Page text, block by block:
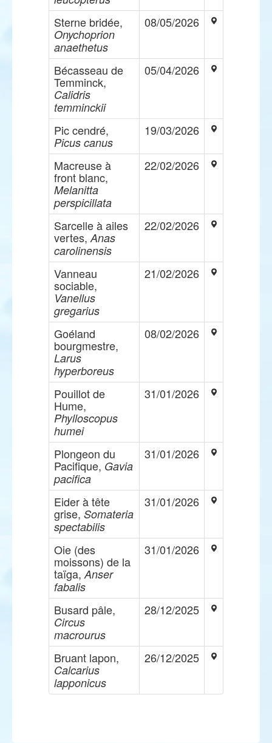
Sterne bridée,
Onychoprion
anaethetus
08/05/2026
Bécasseau de
Temminck,
Calidris
temminckii
05/04/2026
Pic cendré,
Picus canus
19/03/2026
Macreuse à
front blanc,
Melanitta
perspicillata
22/02/2026
Sarcelle à ailes
vertes, Anas
carolinensis
22/02/2026
Vanneau
sociable,
Vanellus
gregarius
21/02/2026
Goéland
bourgmestre,
Larus
hyperboreus
08/02/2026
Pouillot de
Hume,
Phylloscopus
humei
31/01/2026
Plongeon du
Pacifique, Gavia
pacifica
31/01/2026
Eider à tête
grise, Somateria
spectabilis
31/01/2026
Oie (des
moissons) de la
taïga, Anser
fabalis
31/01/2026
Busard pâle,
Circus
macrourus
28/12/2025
Bruant lapon,
Calcarius
lapponicus
26/12/2025